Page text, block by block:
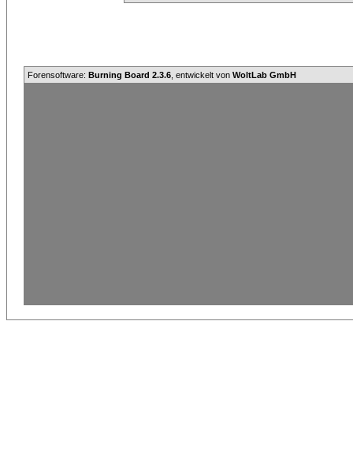
Forensoftware: Burning Board 2.3.6 , entwickelt von WoltLab GmbH